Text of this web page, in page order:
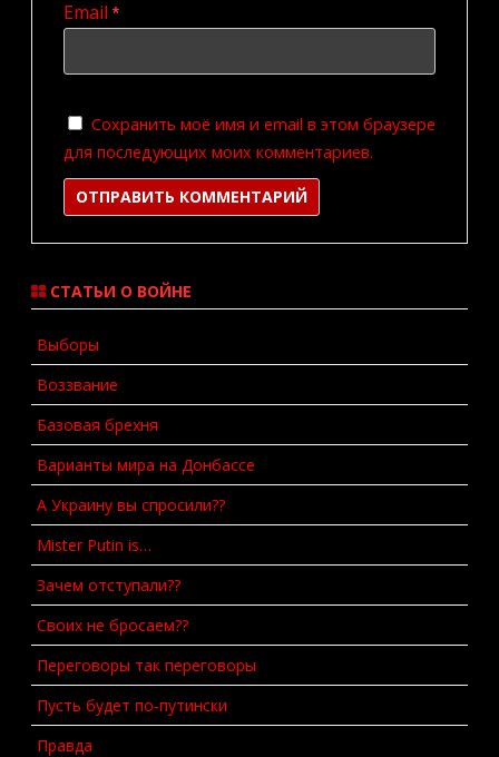
Email *
Сохранить моё имя и email в этом браузере
для последующих моих комментариев.
СТАТЬИ О ВОЙНЕ
Выборы
Воззвание
Базовая брехня
Варианты мира на Донбассе
А Украину вы спросили??
Mister Putin is…
Зачем отступали??
Своих не бросаем??
Переговоры так переговоры
Пусть будет по-путински
Правда